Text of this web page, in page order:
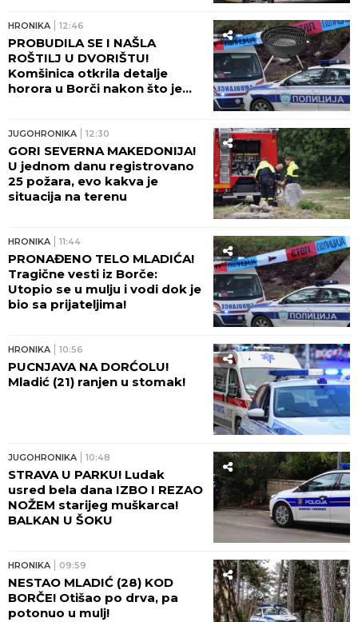
HRONIKA 12:46
PROBUDILA SE I NAŠLA
ROŠTILJ U DVORIŠTU!
Komšinica otkrila detalje
horora u Borči nakon što je
JUGOHRONIKA 12:30
GORI SEVERNA MAKEDONIJA!
U jednom danu registrovano
25 požara, evo kakva je
situacija na terenu
HRONIKA 11:44
PRONAĐENO TELO MLADIĆA!
Tragične vesti iz Borče:
Utopio se u mulju i vodi dok je
bio sa prijateljima!
HRONIKA 10:56
PUCNJAVA NA DORĆOLU!
Mladić (21) ranjen u stomak!
JUGOHRONIKA 10:48
STRAVA U PARKU! Ludak
usred bela dana IZBO I REZAO
NOŽEM starijeg muškarca!
BALKAN U ŠOKU
HRONIKA 09:59
NESTAO MLADIĆ (28) KOD
BORČE! Otišao po drva, pa
potonuo u mulj!